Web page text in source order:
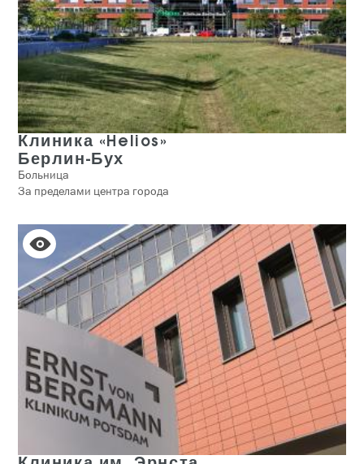
Клиника «Helios»
Берлин-Бух
Больница
За пределами центра города